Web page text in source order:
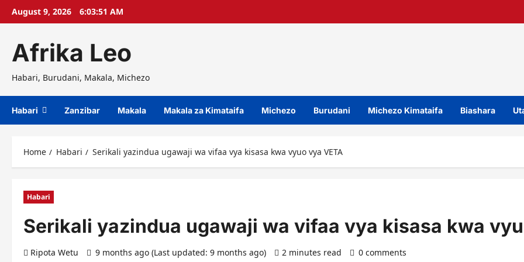
SkipAugust 9, 2026 6:03:52 AM
Afrika Leo
Habari, Burudani, Makala, Michezo
Habari Zanzibar Makala Makala za Kimataifa Michezo Burudani Michezo Kimataifa Biashara
Home Habari Serikali yazindua ugawaji wa vifaa vya kisasa kwa vyuo vya VETA
Habari
Serikali yazindua ugawaji wa vifaa vya kisasa kwa
Ripota Wetu 9 months ago (Last updated: 9 months ago) 2 minutes read 0 comments